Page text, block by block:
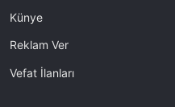
Künye
Reklam Ver
Vefat İlanları